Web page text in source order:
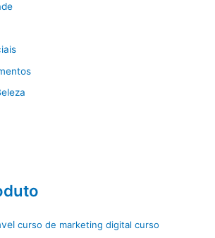
curso de marketing digital curso